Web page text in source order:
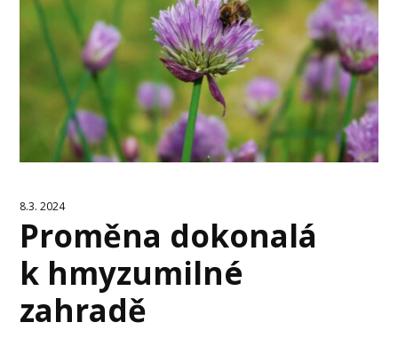
8.3. 2024
Proměna dokonalá
k hmyzumilné
zahradě